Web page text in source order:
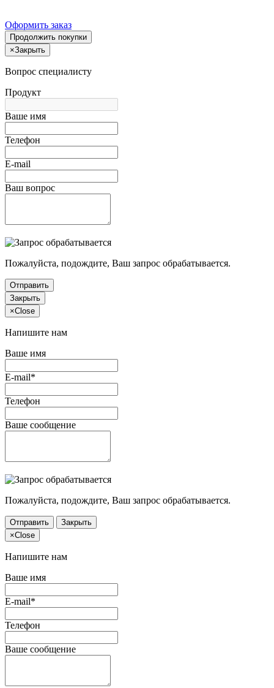
Оформить заказ
Продолжить покупки
×Закрыть
Вопрос специалисту
Продукт
Ваше имя
Телефон
E-mail
Ваш вопрос
Пожалуйста, подождите, Ваш запрос обрабатывается.
Отправить
Закрыть
×Close
Напишите нам
Ваше имя
E-mail*
Телефон
Ваше сообщение
Пожалуйста, подождите, Ваш запрос обрабатывается.
Отправить
Закрыть
×Close
Напишите нам
Ваше имя
E-mail*
Телефон
Ваше сообщение